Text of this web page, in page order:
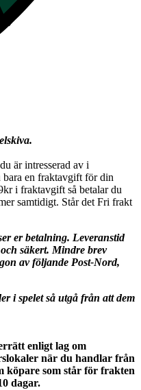
är intresserad av i
bara en fraktavgift för din
i fraktavgift så betalar du
samtidigt. Står det Fri frakt
er betalning. Leveranstid
säkert. Mindre brev
av följande Post-Nord,
i spelet så utgå från att dem
enligt lag om
när du handlar från
köpare som står för frakten
dagar.